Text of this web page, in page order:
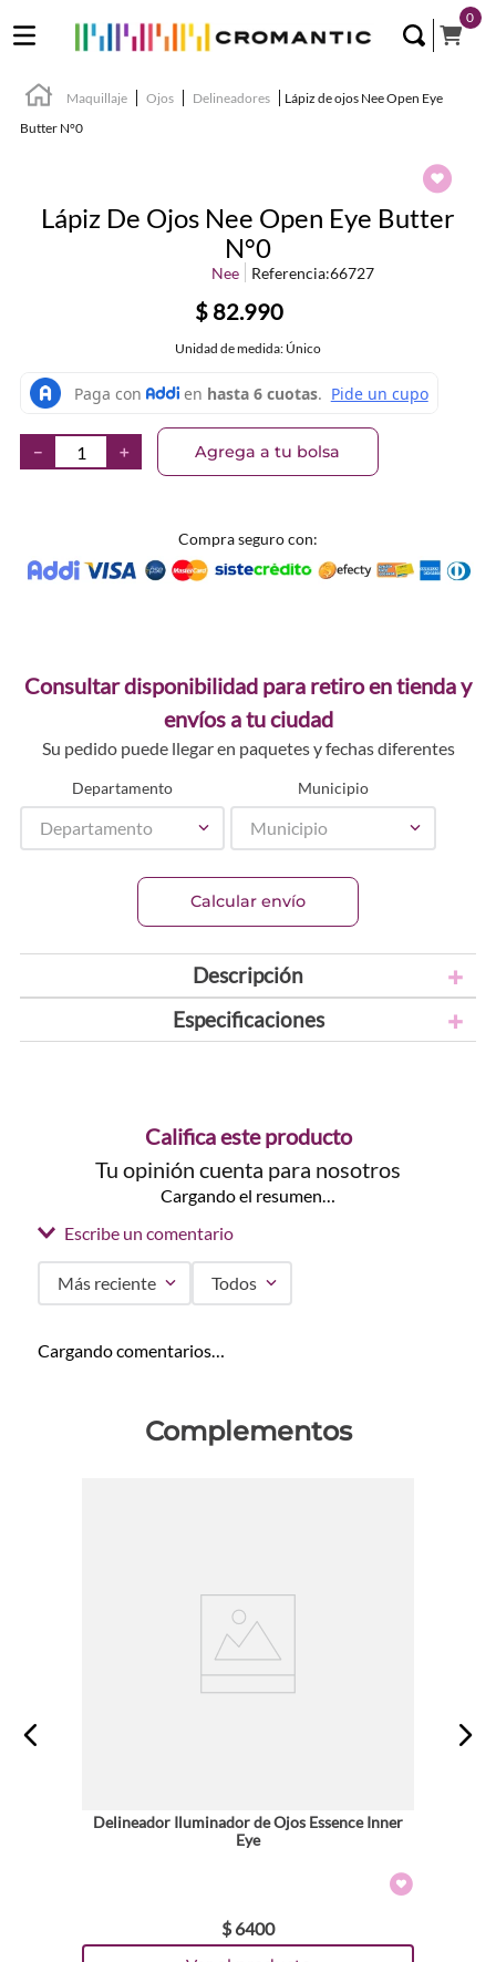
0
Maquillaje Ojos Delineadores
Lápiz de ojos Nee Open Eye
Butter N°0
Lápiz De Ojos Nee Open Eye Butter
N°0
Nee Referencia:66727
$ 82.990
Unidad de medida: Único
＋
－ Agrega a tu bolsa
Compra seguro con:
Consultar disponibilidad para retiro en tienda y
envíos a tu ciudad
Su pedido puede llegar en paquetes y fechas diferentes
Departamento
Departamento
Municipio
Municipio
Calcular envío
Descripción
Especificaciones
Califica este producto
Tu opinión cuenta para nosotros
Cargando el resumen…
Escribe un comentario
Más reciente Todos
Cargando comentarios…
Complementos
Delineador Iluminador de Ojos Essence Inner
Eye
$ 6400